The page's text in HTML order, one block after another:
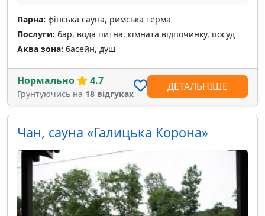
Парна: фінська сауна, римська терма
Послуги: бар, вода питна, кімната відпочинку, посуд
Аква зона: басейн, душ
Нормально 4.7
Грунтуючись на 18 відгуках
ДЕТАЛЬНІШЕ
Чан, сауна «Галицька Корона»